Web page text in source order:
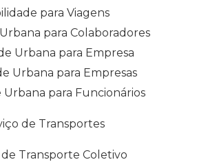
para Viagens
para Colaboradores
Urbana para Empresa
Urbana para Empresas
Urbana para Funcionários
de Transportes
Transporte Coletivo